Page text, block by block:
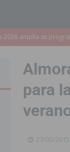
Alicante inyectará
DE SALINAS
de Música de
Concurso de
para
27/05/2015